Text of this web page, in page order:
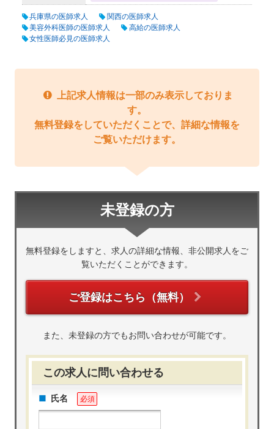
兵庫県の医師求人
関西の医師求人
美容外科医師の医師求人
高給の医師求人
女性医師必見の医師求人
上記求人情報は一部のみ表示しておりま
す。
無料登録をしていただくことで、詳細な情報を
ご覧いただけます。
未登録の方
無料登録をしますと、求人の詳細な情報、非公開求人をご
覧いただくことができます。
ご登録はこちら（無料）
また、未登録の方でもお問い合わせが可能です。
この求人に問い合わせる
氏名 必須